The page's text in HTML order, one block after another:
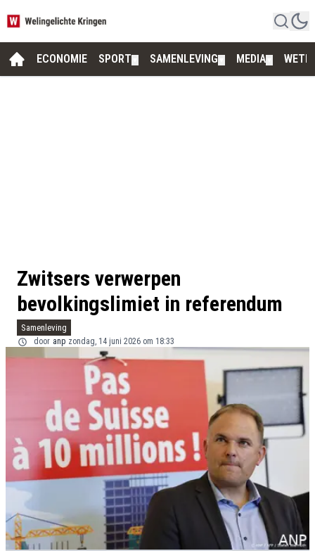
ECONOMIE SPORT SAMENLEVING MEDIA
Zwitsers verwerpen
bevolkingslimiet in referendum
Samenleving
door anp zondag, 14 juni 2026 om 18:33